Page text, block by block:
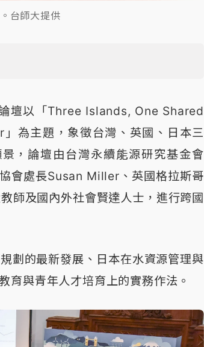
台師大提供
壇以「Three Islands, One Shared
為主題，象徵台灣、英國、日本三
，論壇由台灣永續能源研究基金會
會處長Susan Miller、英國格拉斯哥
師及國內外社會賢達人士，進行跨國
劃的最新發展、日本在水資源管理與
育與青年人才培育上的實務作法。